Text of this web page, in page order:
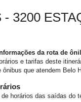
- 3200
da rota de
e tarifas deste
ônibus que atendem Belo
horários das saídas do